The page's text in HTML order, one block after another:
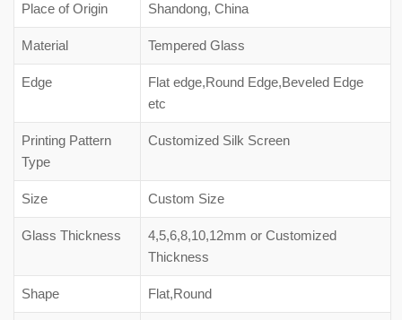
Place of Origin Shandong, China
Material Tempered Glass
Edge
Flat edge,Round Edge,Beveled Edge
etc
Printing Pattern
Type
Customized Silk Screen
Size Custom Size
Glass Thickness
4,5,6,8,10,12mm or Customized
Thickness
Shape Flat,Round